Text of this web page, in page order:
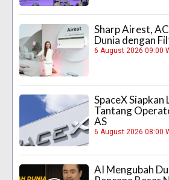
Sharp Airest,
Dunia dengan
6 August 2026 09:00
SpaceX Siapkan
Tantang
AS
6 August 2026 08:00
AI Mengubah